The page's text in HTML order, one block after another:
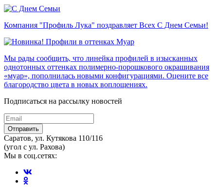
Компания "Профиль Лука" поздравляет Всех С Днем Семьи!
Мы рады сообщить, что линейка профилей в изысканных
однотонных оттенках полимерно-порошкового окрашивания
«муар», пополнилась новыми конфигурациями. Оцените все
благородство цвета в новых воплощениях.
Подписаться на рассылку новостей
Отправить
Саратов, ул. Кутякова 110/116
(угол с ул. Рахова)
Мы в соц.сетях: